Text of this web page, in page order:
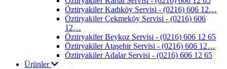
Öztiryakiler Kadıköy Servisi - (0216) 606 12…
Öztiryakiler Çekmeköy Servisi - (0216) 606
12…
Öztiryakiler Beykoz Servisi - (0216) 606 12 65
Öztiryakiler Ataşehir Servisi - (0216) 606 12…
Öztiryakiler Adalar Servisi - (0216) 606 12 65
Ürünler